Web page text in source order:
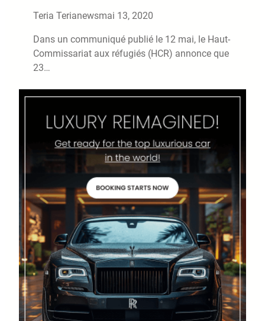
Teria Terianewsmai 13, 2020
Dans un communiqué publié le 12 mai, le Haut-
Commissariat aux réfugiés (HCR) annonce que
23…